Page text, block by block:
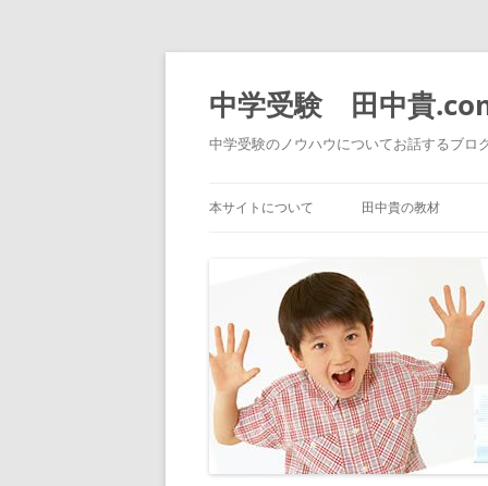
中学受験 田中貴
中学受験のノウハウについてお話するブログ
本サイトについて 田中貴の教材